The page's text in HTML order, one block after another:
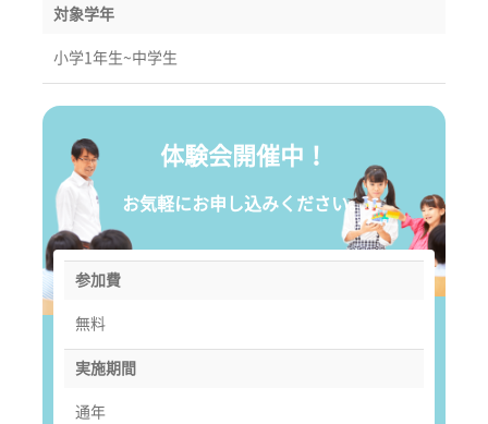
対象学年
小学1年生~中学生
体験会開催中！
お気軽にお申し込みください。
参加費
無料
実施期間
通年